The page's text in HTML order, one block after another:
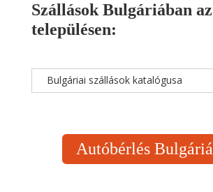
Szállások Bulgáriában az
településen:
Bulgáriai szállások katalógusa
Autóbérlés